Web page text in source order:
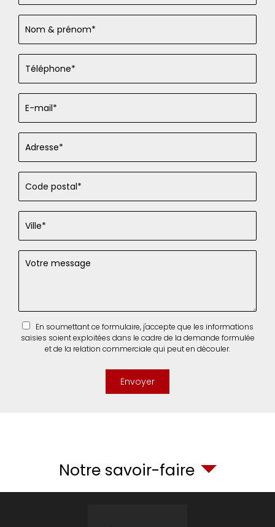
En soumettant ce formulaire, j'accepte que les informations
saisies soient exploitées dans le cadre de la demande formulée
et de la relation commerciale qui peut en découler.
Notre savoir-faire